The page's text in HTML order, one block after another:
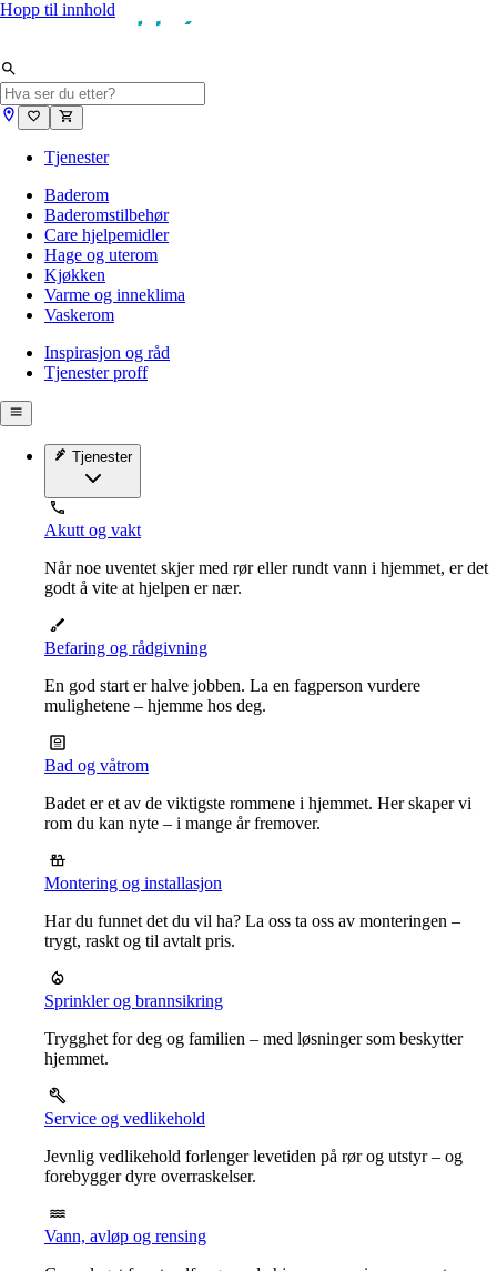
Hopp til innhold
Tjenester
Baderom
Baderomstilbehør
Care hjelpemidler
Hage og uterom
Kjøkken
Varme og inneklima
Vaskerom
Inspirasjon og råd
Tjenester proff
Tjenester
Akutt og vakt
Når noe uventet skjer med rør eller rundt vann i hjemmet, er det
godt å vite at hjelpen er nær.
Befaring og rådgivning
En god start er halve jobben. La en fagperson vurdere
mulighetene – hjemme hos deg.
Bad og våtrom
Badet er et av de viktigste rommene i hjemmet. Her skaper vi
rom du kan nyte – i mange år fremover.
Montering og installasjon
Har du funnet det du vil ha? La oss ta oss av monteringen –
trygt, raskt og til avtalt pris.
Sprinkler og brannsikring
Trygghet for deg og familien – med løsninger som beskytter
hjemmet.
Service og vedlikehold
Jevnlig vedlikehold forlenger levetiden på rør og utstyr – og
forebygger dyre overraskelser.
Vann, avløp og rensing